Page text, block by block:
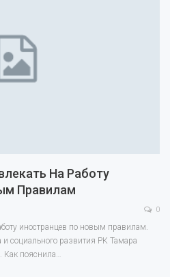
На Работу
Правилам
0
иностранцев по новым правилам.
социального развития РК Тамара
Как пояснила…